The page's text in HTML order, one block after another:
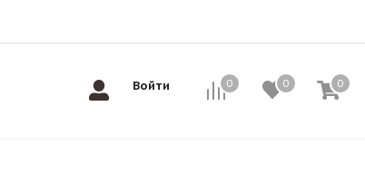
Войти 0 0 0
0